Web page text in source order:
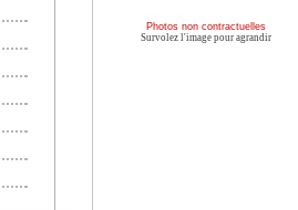
Photos non contractuelles
Survolez l'image pour agrandir